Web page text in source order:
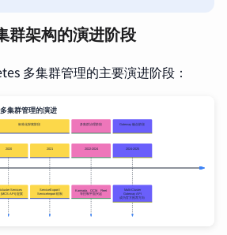
群架构的演进阶段
多集群管理的主要演进阶段：